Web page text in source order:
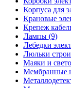
Корпуса для
Крановые
Крепеж
Лампы (9)
Лебедки
Люльки
Маяки и
Мембранные